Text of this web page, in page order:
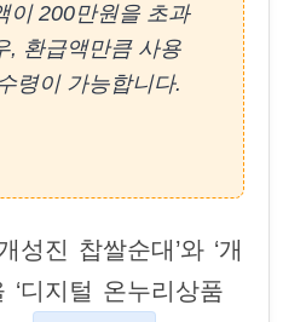
이 200만원을 초과
, 환급액만큼 사용
령이 가능합니다.
성진 찹쌀순대’와 ‘개
‘디지털 온누리상품